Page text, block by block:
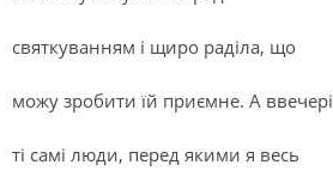
святкуванням і щиро раділа, що
можу зробити їй приємне. А ввечері
ті самі люди, перед якими я весь